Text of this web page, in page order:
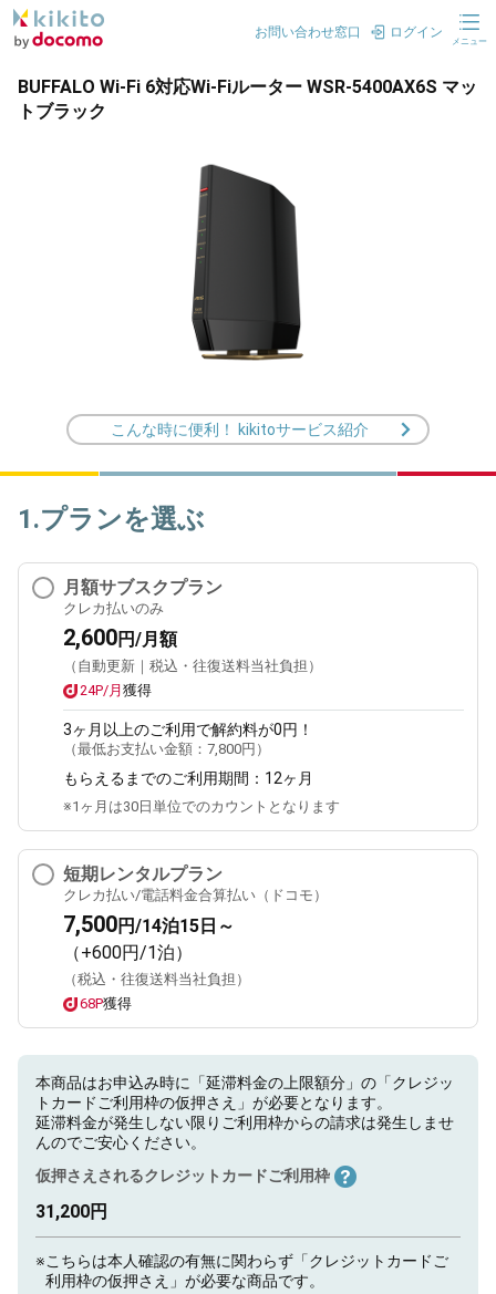
お問い合わせ窓口 ログイン
メニュー
BUFFALO Wi-Fi 6対応Wi-Fiルーター WSR-5400AX6S マッ
トブラック
こんな時に便利！ kikitoサービス紹介
1.プランを選ぶ
月額サブスクプラン
クレカ払いのみ
2,600円/月額
（自動更新｜税込・往復送料当社負担）
24P/月 獲得
3ヶ月 以上のご利用で解約料が0円！
（最低お支払い金額： 7,800円 ）
もらえるまでのご利用期間： 12ヶ月
※1ヶ月は30日単位でのカウントとなります
短期レンタルプラン
クレカ払い/電話料金合算払い（ドコモ）
7,500円/14泊15日～
（+600円/1泊）
（税込・往復送料当社負担）
68P獲得
本商品はお申込み時に「延滞料金の上限額分」の「クレジッ
トカードご利用枠の仮押さえ」が必要となります。
延滞料金が発生しない限りご利用枠からの請求は発生しませ
んのでご安心ください。
仮押さえされるクレジットカードご利用枠
31,200円
※こちらは本人確認の有無に関わらず「クレジットカードご
利用枠の仮押さえ」が必要な商品です。